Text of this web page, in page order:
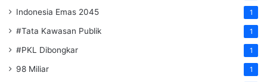
Indonesia Emas 2045 1
#Tata Kawasan Publik 1
#PKL Dibongkar 1
98 Miliar 1